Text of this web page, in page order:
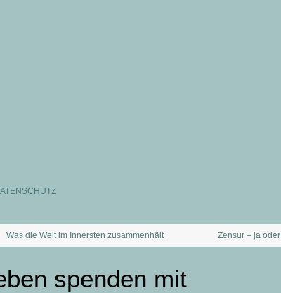
Was die Welt im Innersten zusammenhält Zensur – ja
spenden mit